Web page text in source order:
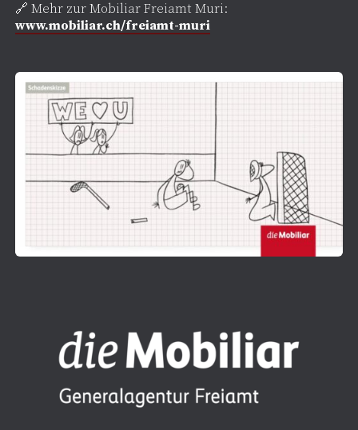
🔗 Mehr zur Mobiliar Freiamt Muri:
www.mobiliar.ch/freiamt-muri